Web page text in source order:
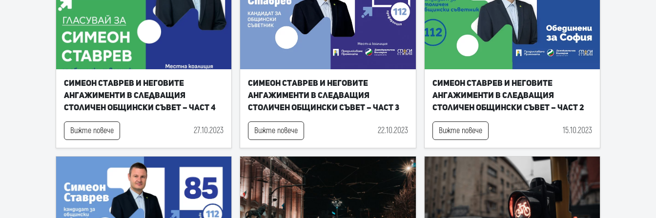
Симеон Ставрев и неговите
ангажименти в следващия
Столичен общински съвет – част 4
Вижте повече 27.10.2023
Симеон Ставрев и неговите
ангажименти в следващия
Столичен общински съвет – част 3
Вижте повече 22.10.2023
Симеон Ставрев и неговите
ангажименти в следващия
Столичен общински съвет – част 2
Вижте повече 15.10.2023